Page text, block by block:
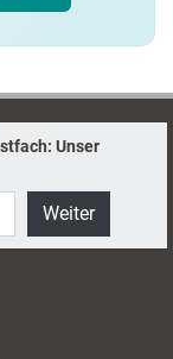
Unser
Weiter